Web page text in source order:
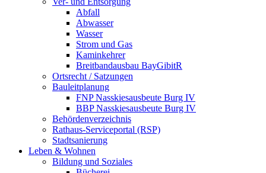
Abfall
Abwasser
Wasser
Strom und Gas
Kaminkehrer
Breitbandausbau BayGibitR
Ortsrecht / Satzungen
Bauleitplanung
FNP Nasskiesausbeute Burg IV
BBP Nasskiesausbeute Burg IV
Behördenverzeichnis
Rathaus-Serviceportal (RSP)
Stadtsanierung
Leben & Wohnen
Bildung und Soziales